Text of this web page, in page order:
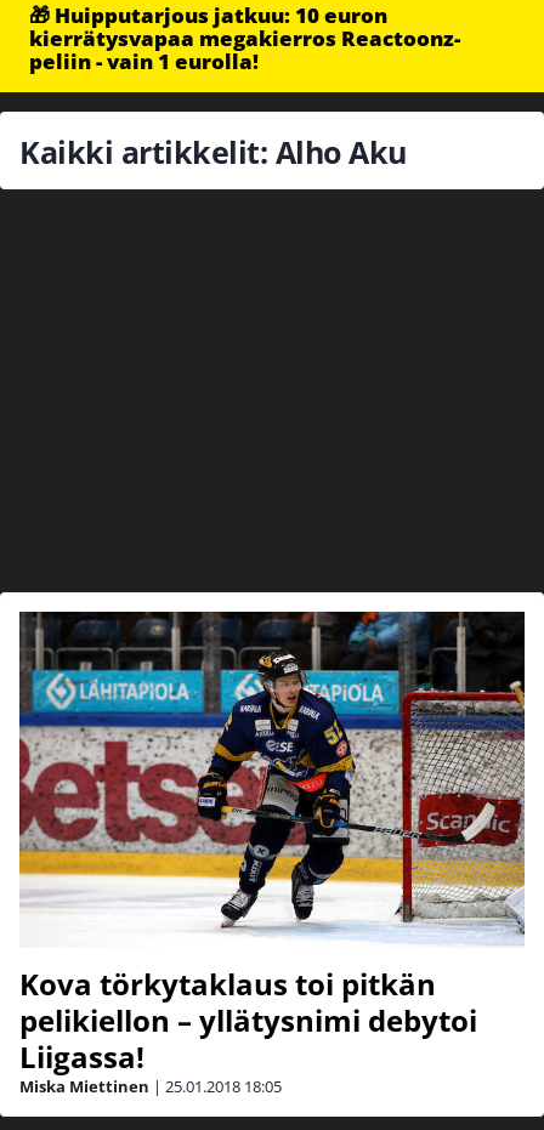
🎁 Huipputarjous jatkuu: 10 euron
kierrätysvapaa megakierros Reactoonz-
peliin - vain 1 eurolla!
Kaikki artikkelit: Alho Aku
Kova törkytaklaus toi pitkän
pelikiellon – yllätysnimi debytoi
Liigassa!
Miska Miettinen | 25.01.2018 18:05